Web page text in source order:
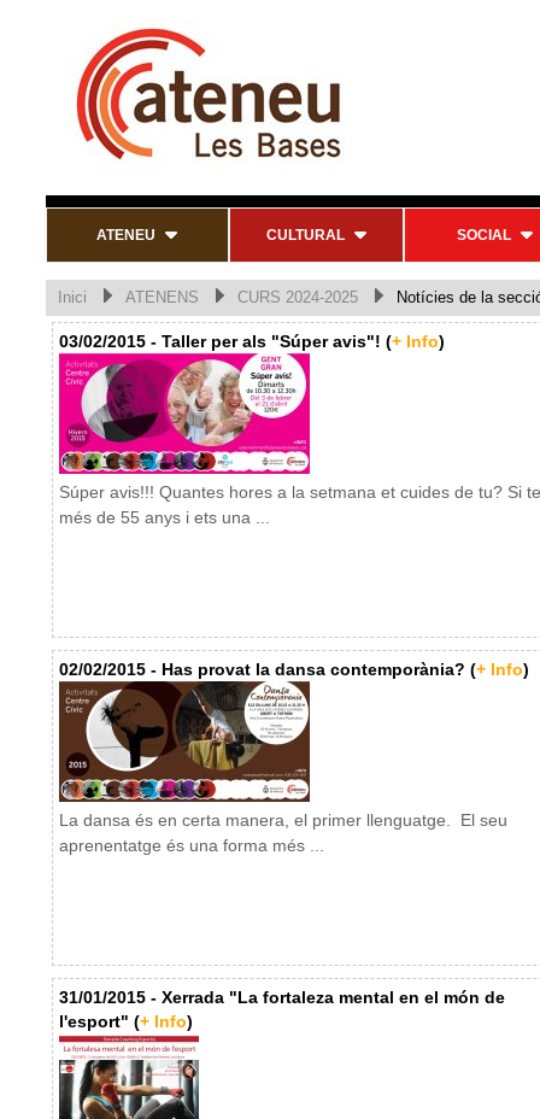
ATENEU CULTURAL SOCIAL
Inici ATENENS CURS 2024-2025 Notícies de la
03/02/2015 - Taller per als "Súper avis"! (+ Info)
Súper avis!!! Quantes hores a la setmana et cuides de tu? Si
més de 55 anys i ets una ...
02/02/2015 - Has provat la dansa contemporània? (+ Info)
La dansa és en certa manera, el primer llenguatge. El seu
aprenentatge és una forma més ...
31/01/2015 - Xerrada "La fortaleza mental en el món de
l'esport" (+ Info)